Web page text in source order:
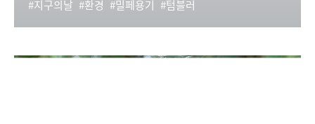
지구의날 환경 밀페용기 텀블러